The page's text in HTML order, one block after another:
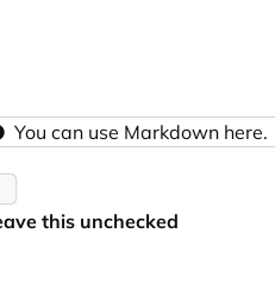
You can use Markdown here.
this unchecked